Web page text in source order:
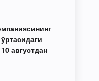
августдан